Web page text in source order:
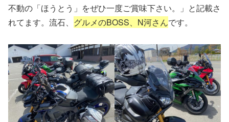
不動の「ほうとう」をぜひ一度ご賞味下さい。」と記載さ
れてます。流石、 グルメのBOSS、N河さんです。